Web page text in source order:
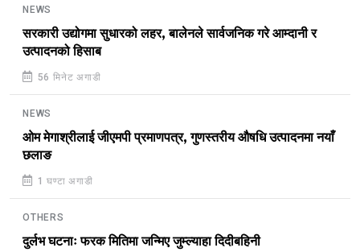
NEWS
सरकारी उद्योगमा सुधारको लहर, बालेनले सार्वजनिक गरे आम्दानी र
उत्पादनको हिसाब
56 मिनेट अगाडी
NEWS
ओम मेगाश्रीलाई जीएमपी प्रमाणपत्र, गुणस्तरीय औषधि उत्पादनमा नयाँ
छलाङ
1 घण्टा अगाडी
OTHERS
दुर्लभ घटनाः फरक मितिमा जन्मिए जुम्ल्याहा दिदीबहिनी